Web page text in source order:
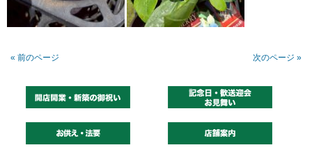
« 前のページ 次のページ »